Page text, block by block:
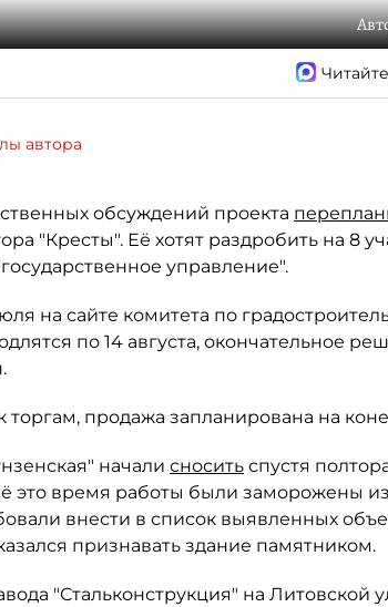
автора
обсуждений проекта
"Кресты". Её хотят раздробить на 8
управление".
на сайте комитета по
по 14 августа, окончательное
продажа запланирована на
начали сносить спустя
это время работы были заморожены
внести в список выявленных
признавать здание памятником.
"Стальконструкция" на Литовской